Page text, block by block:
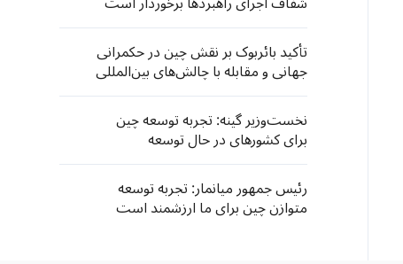
تأکید بائربوک بر نقش چین در حکمرانی
جهانی و مقابله با چالش‌های بین‌المللی
نخست‌وزیر گینه: تجربه توسعه چین
برای کشورهای در حال توسعه
الهام‌بخش است
رئیس جمهور میانمار: تجربه توسعه
متوازن چین برای ما ارزشمند است